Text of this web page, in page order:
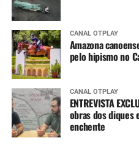
CANAL OTPLAY
Amazona
pelo hipismo no
CANAL OTPLAY
ENTREVISTA
obras dos diques
enchente